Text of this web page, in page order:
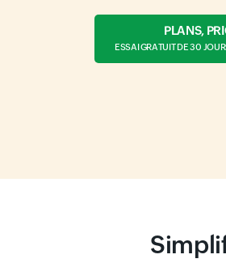
PLANS,
ESSAI GRATUIT DE 30